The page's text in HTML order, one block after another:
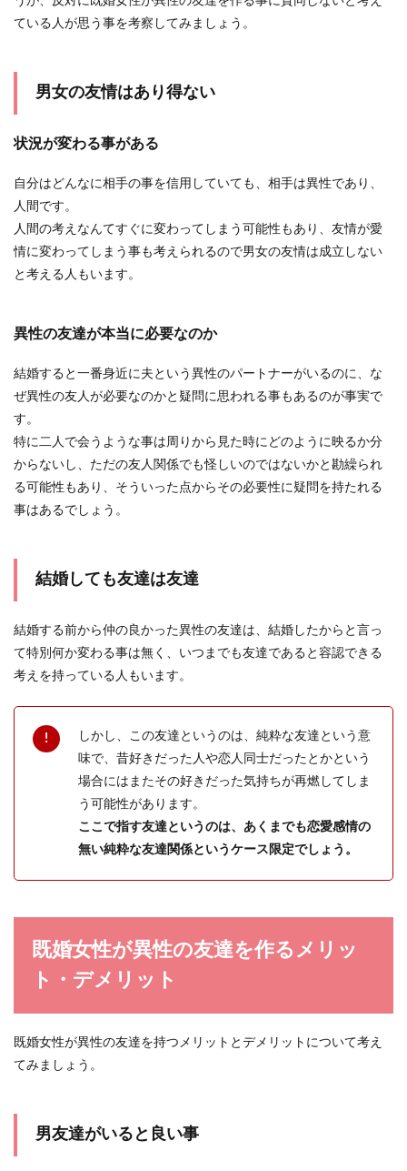
片思いの相手に恋愛相談をしてはいけ
ない理由と恋の実らせ方
て一石二鳥なのでは？と思ってしまいますが片思
いの相手ほど...
彼氏がいない女子には、同じような特
彼氏が欲しいと思っていても、なかなか出来ない
でいる女子は少なくありません。 そのように彼氏
すが、「忙しいから別れよう」と別れを告げられ
3回目のデートに誘われない！その理由
気になる男性とのデートは心踊る気分ですよね。
1回目、2回目と順調にデートを重ねていたら、3
賢い女は恋愛上手！特徴と男に好かれ
いでしょうか...
ている人が思う事を考察してみましょう。
男女の友情はあり得ない
状況が変わる事がある
自分はどんなに相手の事を信用していても、相手は異性であり、
人間です。
人間の考えなんてすぐに変わってしまう可能性もあり、友情が愛
情に変わってしまう事も考えられるので男女の友情は成立しない
と考える人もいます。
異性の友達が本当に必要なのか
結婚すると一番身近に夫という異性のパートナーがいるのに、な
ぜ異性の友人が必要なのかと疑問に思われる事もあるのが事実で
す。
特に二人で会うような事は周りから見た時にどのように映るか分
からないし、ただの友人関係でも怪しいのではないかと勘繰られ
る可能性もあり、そういった点からその必要性に疑問を持たれる
事はあるでしょう。
結婚しても友達は友達
結婚する前から仲の良かった異性の友達は、結婚したからと言っ
て特別何か変わる事は無く、いつまでも友達であると容認できる
考えを持っている人もいます。
しかし、この友達というのは、純粋な友達という意
味で、昔好きだった人や恋人同士だったとかという
場合にはまたその好きだった気持ちが再燃してしま
う可能性があります。
ここで指す友達というのは、あくまでも恋愛感情の
無い純粋な友達関係というケース限定でしょう。
既婚女性が異性の友達を作るメリッ
ト・デメリット
既婚女性が異性の友達を持つメリットとデメリットについて考え
てみましょう。
男友達がいると良い事